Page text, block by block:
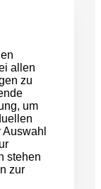
allen
zu
um
stehen
zur